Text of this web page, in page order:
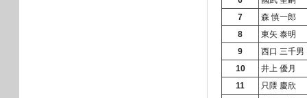
7 森 慎一郎
8 東矢 泰明
9 西口 三千男
10 井上 優月
11 只隈 慶欣